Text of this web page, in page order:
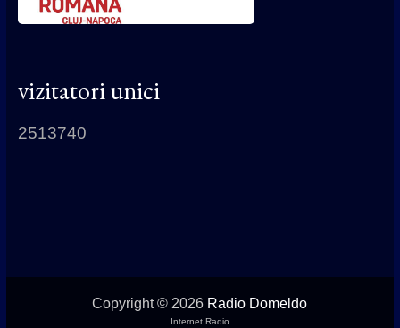
vizitatori unici
2513740
Copyright © 2026 Radio Domeldo
Internet Radio